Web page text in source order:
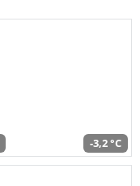
-3,2 °C